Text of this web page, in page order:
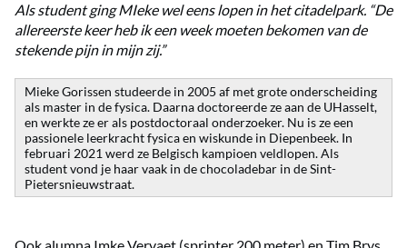
Als student ging MIeke wel eens lopen in het citadelpark. “De
allereerste keer heb ik een week moeten bekomen van de
stekende pijn in mijn zij.”
Mieke Gorissen studeerde in 2005 af met grote onderscheiding
als master in de fysica. Daarna doctoreerde ze aan de UHasselt,
en werkte ze er als postdoctoraal onderzoeker. Nu is ze een
passionele leerkracht fysica en wiskunde in Diepenbeek. In
februari 2021 werd ze Belgisch kampioen veldlopen. Als
student vond je haar vaak in de chocoladebar in de Sint-
Pietersnieuwstraat.
Ook alumna Imke Vervaet (sprinter 200 meter) en Tim Brys